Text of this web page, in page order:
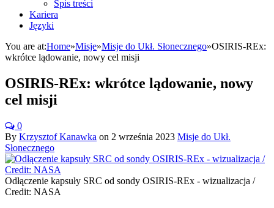
Spis treści
Kariera
Języki
You are at:Home»Misje»Misje do Ukł. Słonecznego»OSIRIS-REx:
wkrótce lądowanie, nowy cel misji
OSIRIS-REx: wkrótce lądowanie, nowy
cel misji
0
By Krzysztof Kanawka on 2 września 2023 Misje do Ukł.
Słonecznego
Odłączenie kapsuły SRC od sondy OSIRIS-REx - wizualizacja /
Credit: NASA